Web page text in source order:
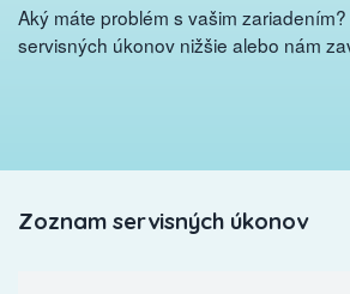
Aký máte problém s vašim
servisných úkonov nižšie alebo nám
Zoznam servisných úkonov